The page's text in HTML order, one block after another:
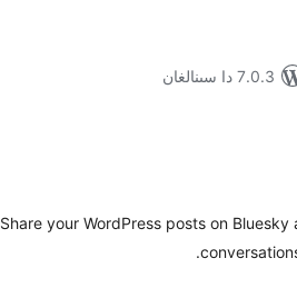
7.0.3 دا سىنالغان
Share your WordPress posts on